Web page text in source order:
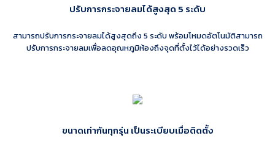
ปรับการกระจายลมได้สูงสุด 5 ระดับ
สามารถปรับการกระจายลมได้สูงสุดถึง 5 ระดับ พร้อมโหมดอัตโนมัติสามารถ
ปรับการกระจายลมเพื่อลดอุณหภูมิห้องถึงจุดที่ตั้งไว้ได้อย่างรวดเร็ว
ขนาดเท่ากันทุกรุ่น เป็นระเบียบเมื่อติดตั้ง